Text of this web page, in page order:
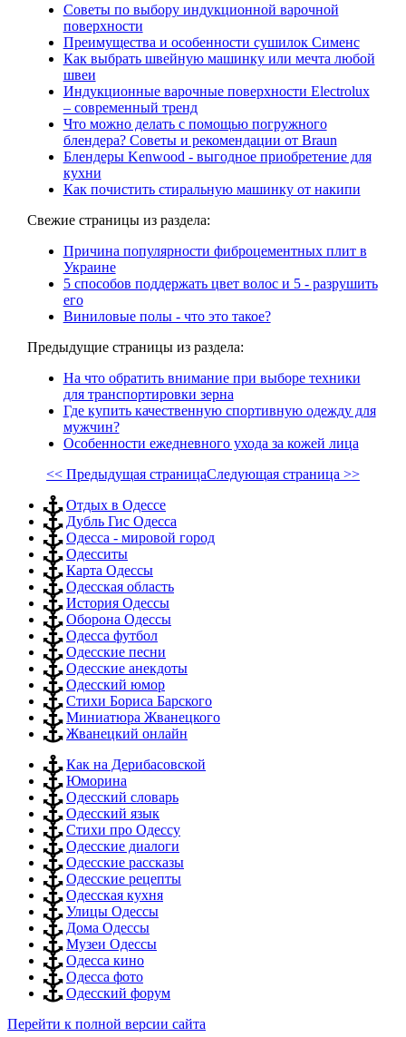
Советы по выбору индукционной варочной
поверхности
Преимущества и особенности сушилок Сименс
Как выбрать швейную машинку или мечта любой
швеи
Индукционные варочные поверхности Electrolux
– современный тренд
Что можно делать с помощью погружного
блендера? Советы и рекомендации от Braun
Блендеры Kenwood - выгодное приобретение для
кухни
Как почистить стиральную машинку от накипи
Свежие страницы из раздела:
Причина популярности фиброцементных плит в
Украине
5 способов поддержать цвет волос и 5 - разрушить
его
Виниловые полы - что это такое?
Предыдущие страницы из раздела:
На что обратить внимание при выборе техники
для транспортировки зерна
Где купить качественную спортивную одежду для
мужчин?
Особенности ежедневного ухода за кожей лица
<< Предыдущая страницаСледующая страница >>
Отдых в Одессе
Дубль Гис Одесса
Одесса - мировой город
Одесситы
Карта Одессы
Одесская область
История Одессы
Оборона Одессы
Одесса футбол
Одесские песни
Одесские анекдоты
Одесский юмор
Стихи Бориса Барского
Миниатюра Жванецкого
Жванецкий онлайн
Как на Дерибасовской
Юморина
Одесский словарь
Одесский язык
Стихи про Одессу
Одесские диалоги
Одесские рассказы
Одесские рецепты
Одесская кухня
Улицы Одессы
Дома Одессы
Музеи Одессы
Одесса кино
Одесса фото
Одесский форум
Перейти к полной версии сайта